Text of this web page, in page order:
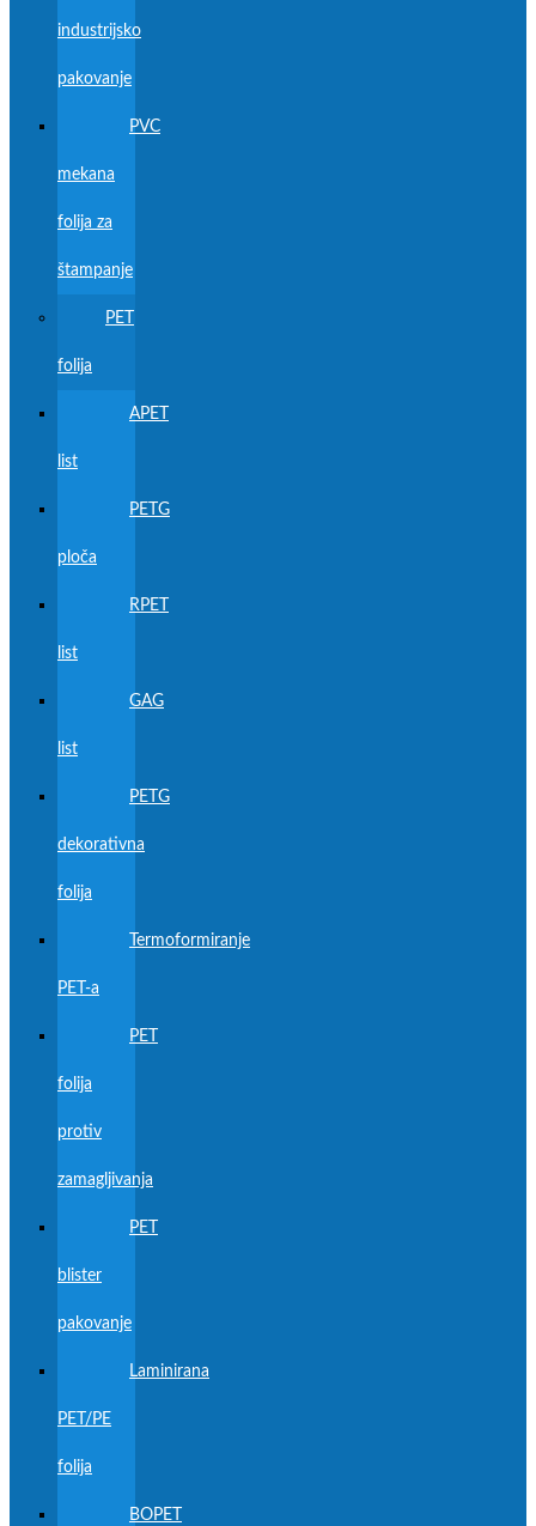
industrijsko
pakovanje
PVC
mekana
folija za
štampanje
PET
folija
APET
list
PETG
ploča
RPET
list
GAG
list
PETG
dekorativna
folija
Termoformiranje
PET-a
PET
folija
protiv
zamagljivanja
PET
blister
pakovanje
Laminirana
PET/PE
folija
BOPET